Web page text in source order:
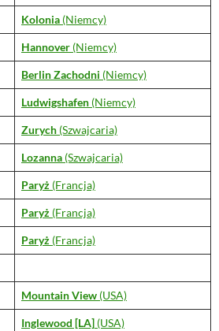
Kolonia (Niemcy)
Hannover (Niemcy)
Berlin Zachodni (Niemcy)
Ludwigshafen (Niemcy)
Zurych (Szwajcaria)
Lozanna (Szwajcaria)
Paryż (Francja)
Paryż (Francja)
Paryż (Francja)
Mountain View (USA)
Inglewood [LA] (USA)